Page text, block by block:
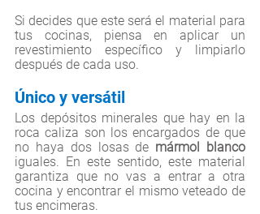
Si decides que este será el material para
tus cocinas, piensa en aplicar un
revestimiento específico y limpiarlo
después de cada uso.
Único y versátil
Los depósitos minerales que hay en la
roca caliza son los encargados de que
no haya dos losas de mármol blanco
iguales. En este sentido, este material
garantiza que no vas a entrar a otra
cocina y encontrar el mismo veteado de
tus encimeras.